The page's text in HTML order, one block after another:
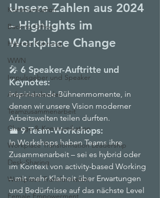
Kommunikation
Back-to-Office
Hybride Führung
WWN
Impulsgeber und Speaker
Adventskalender
Teamzusammenarbeit
Change & Kommunikation
Workplace Transformation Leadership
Desk-Sharing
Workplace Transformation
Female Empowerment
Unsere Zahlen aus 2024
– Highlights im
Workplace Change
🎤 6 Speaker-Auftritte und
Keynotes:
Inspirierende Bühnenmomente, in
denen wir unsere Vision moderner
Arbeitswelten teilen durften.
💼 9 Team-Workshops:
In Workshops haben Teams ihre
Zusammenarbeit – sei es hybrid oder
im Kontext von activity-based Working
– mit mehr Klarheit über Erwartungen
und Bedürfnisse auf das nächste Level